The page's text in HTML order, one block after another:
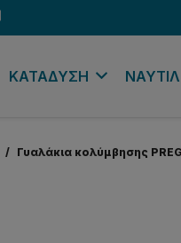
ΚΑΤΑΔΥΣΗ
/ Γυαλάκια κολύμβησης